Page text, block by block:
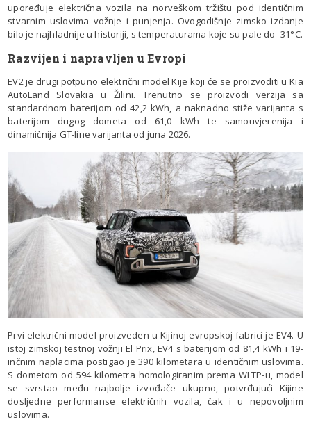
upoređuje električna vozila na norveškom tržištu pod identičnim
stvarnim uslovima vožnje i punjenja. Ovogodišnje zimsko izdanje
bilo je najhladnije u historiji, s temperaturama koje su pale do -31°C.
Razvijen i napravljen u Evropi
EV2 je drugi potpuno električni model Kije koji će se proizvoditi u Kia
AutoLand Slovakia u Žilini. Trenutno se proizvodi verzija sa
standardnom baterijom od 42,2 kWh, a naknadno stiže varijanta s
baterijom dugog dometa od 61,0 kWh te samouvjerenija i
dinamičnija GT-line varijanta od juna 2026.
Prvi električni model proizveden u Kijinoj evropskoj fabrici je EV4. U
istoj zimskoj testnoj vožnji El Prix, EV4 s baterijom od 81,4 kWh i 19-
inčnim naplacima postigao je 390 kilometara u identičnim uslovima.
S dometom od 594 kilometra homologiranim prema WLTP-u, model
se svrstao među najbolje izvođače ukupno, potvrđujući Kijine
dosljedne performanse električnih vozila, čak i u nepovoljnim
uslovima.